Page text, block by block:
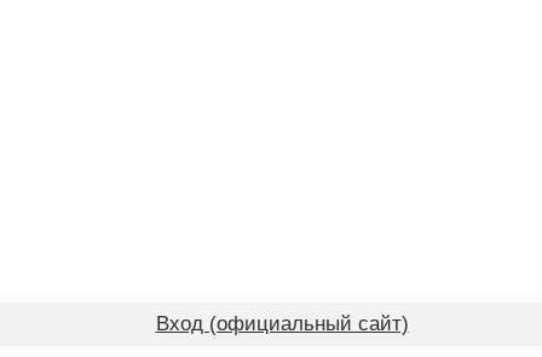
Вход (официальный сайт)